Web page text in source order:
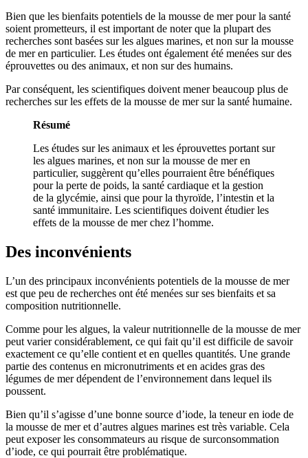
Bien que les bienfaits potentiels de la mousse de mer pour la santé
soient prometteurs, il est important de noter que la plupart des
recherches sont basées sur les algues marines, et non sur la mousse
de mer en particulier. Les études ont également été menées sur des
éprouvettes ou des animaux, et non sur des humains.
Par conséquent, les scientifiques doivent mener beaucoup plus de
recherches sur les effets de la mousse de mer sur la santé humaine.
Résumé
Les études sur les animaux et les éprouvettes portant sur
les algues marines, et non sur la mousse de mer en
particulier, suggèrent qu’elles pourraient être bénéfiques
pour la perte de poids, la santé cardiaque et la gestion
de la glycémie, ainsi que pour la thyroïde, l’intestin et la
santé immunitaire. Les scientifiques doivent étudier les
effets de la mousse de mer chez l’homme.
Des inconvénients
L’un des principaux inconvénients potentiels de la mousse de mer
est que peu de recherches ont été menées sur ses bienfaits et sa
composition nutritionnelle.
Comme pour les algues, la valeur nutritionnelle de la mousse de mer
peut varier considérablement, ce qui fait qu’il est difficile de savoir
exactement ce qu’elle contient et en quelles quantités. Une grande
partie des contenus en micronutriments et en acides gras des
légumes de mer dépendent de l’environnement dans lequel ils
poussent.
Bien qu’il s’agisse d’une bonne source d’iode, la teneur en iode de
la mousse de mer et d’autres algues marines est très variable. Cela
peut exposer les consommateurs au risque de surconsommation
d’iode, ce qui pourrait être problématique.